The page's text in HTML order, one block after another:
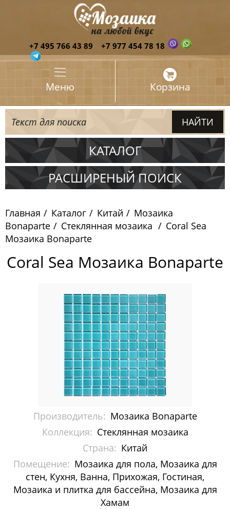
+7 495 766 43 89 +7 977 454 78 18
Меню Корзина
КАТАЛОГ
Испания
Китай
Pixelmosaic
Зеркала NS Bath
Керамогранит Staro
Мозаика ArtMoment
Мозаика Bars Crystal Mosaic
Мозаика Bonaparte
Керамическая мозаика
Керамогранит
Металлическая мозаика
Мозаика стеклянная с камнем
РАСШИРЕНЫЙ ПОИСК
Главная Каталог Китай
Мозаика
Bonaparte
Стеклянная мозаика
Coral Sea
Мозаика Bonaparte
Coral Sea Мозаика Bonaparte
Производитель: Мозаика Bonaparte
Коллекция: Стеклянная мозаика
Страна: Китай
Помещение: Мозаика для пола, Мозаика для
стен, Кухня, Ванна, Прихожая, Гостиная,
Мозаика и плитка для бассейна, Мозаика для
Хамам